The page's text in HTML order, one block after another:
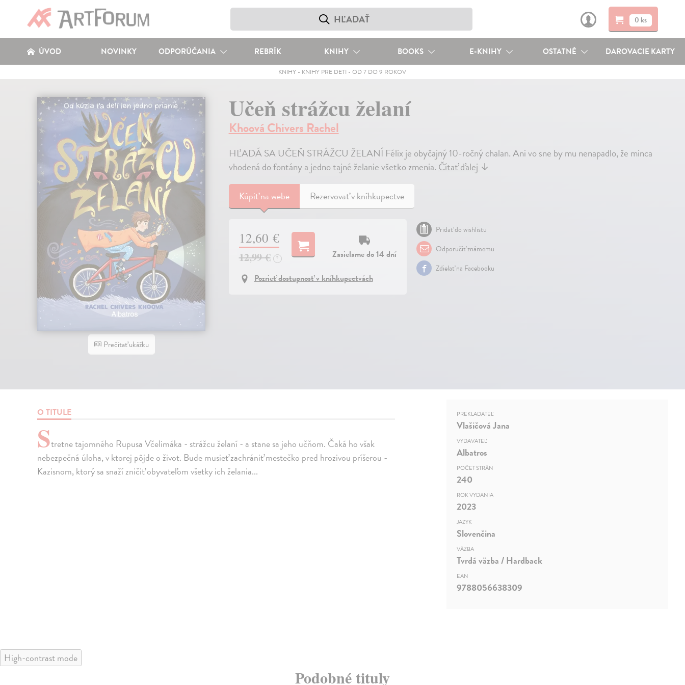
0 ks
ÚVOD NOVINKY ODPORÚČANIA REBRÍK KNIHY BOOKS E-KNIHY OSTATNÉ DAROVACIE KARTY
KNIHY - KNIHY PRE DETI -OD 7 DO 9 ROKOV
Prečítať ukážku
Učeň strážcu želaní
Khoová Chivers Rachel
HĽADÁ SA UČEŇ STRÁŽCU ŽELANÍ Félix je obyčajný 10-ročný chalan. Ani vo sne by mu nenapadlo, že minca
vhodená do fontány a jedno tajné želanie všetko zmenia.Čítať ďalej↓
Kúpiťna webe Rezervovať v kníhkupectve
12,60 €
12,99 € ?
Zasielame do 14 dní
Pozrieť dostupnosť v kníhkupectvách
Pridať do wishlistu
Odporučiť známemu
Zdielať na Facebooku
O TITULE
Stretne tajomného Rupusa Včelimáka - strážcu želaní - a stane sa jeho učňom. Čaká ho však
nebezpečná úloha, v ktorej pôjde o život. Bude musieť zachrániť mestečko pred hrozivou príšerou -
Kazisnom, ktorý sa snaží zničiť obyvateľom všetky ich želania...
PREKLADATEĽ
Vlašičová Jana
VYDAVATEĽ
Albatros
POČET STRÁN
240
ROK VYDANIA
2023
JAZYK
Slovenčina
VÄZBA
Tvrdá väzba / Hardback
EAN
9788056638309
High-contrast mode
Podobné tituly